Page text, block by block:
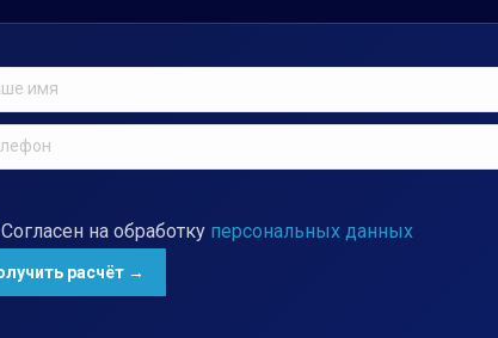
Согласен на обработку персональных данных